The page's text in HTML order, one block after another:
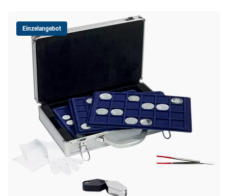
Einzelangebot